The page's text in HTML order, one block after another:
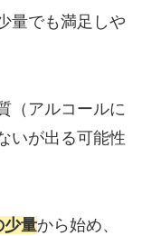
量でも満足しや
（アルコールに
いが出る可能性
少量から始め、